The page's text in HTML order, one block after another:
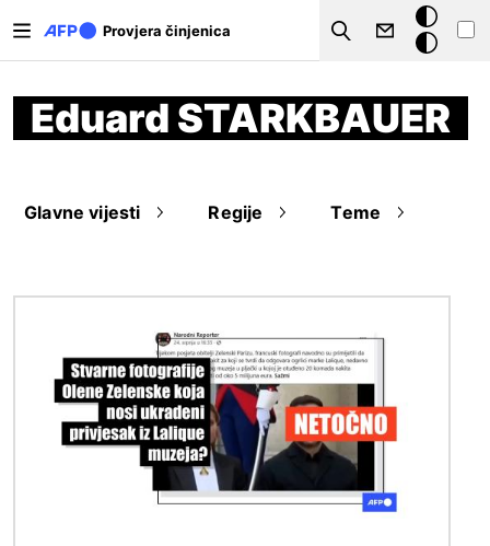
Provjera činjenica
Search
Tamna
pozadina
Eduard STARKBAUER
Glavne vijesti Regije Teme